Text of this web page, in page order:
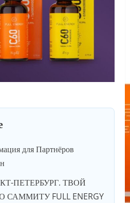
для Партнёров
ПЕТЕРБУРГ. ТВОЙ
FULL ENERGY